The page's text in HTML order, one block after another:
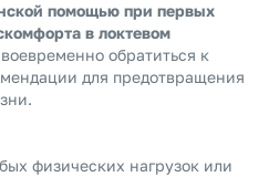
помощью при первых
в локтевом
обратиться к
для предотвращения
физических нагрузок или